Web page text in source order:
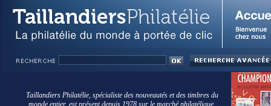
Taillandiers Philatélie, spécialiste des nouveautés et des timbres du
monde entier, est présent depuis 1978 sur le marché philatélique.